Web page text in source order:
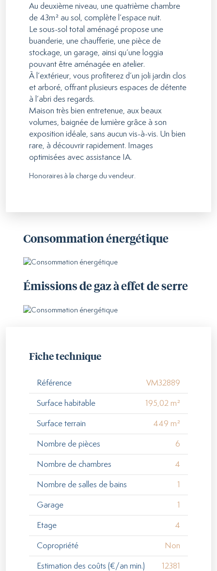
Au deuxième niveau, une quatrième chambre
de 43m² au sol, complète l’espace nuit.
Le sous-sol total aménagé propose une
buanderie, une chaufferie, une pièce de
stockage, un garage, ainsi qu’une loggia
pouvant être aménagée en atelier.
À l’extérieur, vous profiterez d’un joli jardin clos
et arboré, offrant plusieurs espaces de détente
à l’abri des regards.
Maison très bien entretenue, aux beaux
volumes, baignée de lumière grâce à son
exposition idéale, sans aucun vis-à-vis. Un bien
rare, à découvrir rapidement. Images
optimisées avec assistance IA.
Honoraires à la charge du vendeur.
Consommation énergétique
Émissions de gaz à effet de serre
Fiche technique
Référence VM32889
Surface habitable 195,02 m²
Surface terrain 449 m²
Nombre de pièces 6
Nombre de chambres 4
Nombre de salles de bains 1
Garage 1
Etage 4
Copropriété Non
Estimation des coûts (€/an min.) 12381